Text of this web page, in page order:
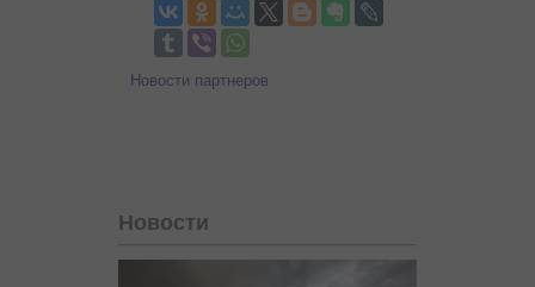
Новости партнеров
Новости